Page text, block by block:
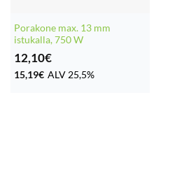
Porakone max. 13 mm
istukalla, 750 W
12,10€
15,19€ ALV 25,5%